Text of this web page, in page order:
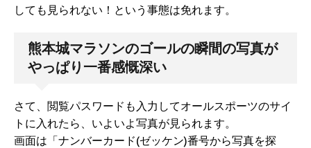
しても見られない！という事態は免れます。
熊本城マラソンのゴールの瞬間の写真が
やっぱり一番感慨深い
さて、閲覧パスワードも入力してオールスポーツのサイ
トに入れたら、いよいよ写真が見られます。
画面は「ナンバーカード(ゼッケン)番号から写真を探